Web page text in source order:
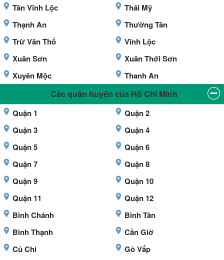
Tân Vĩnh Lộc
Thái Mỹ
Thạnh An
Thường Tân
Trừ Văn Thố
Vĩnh Lộc
Xuân Sơn
Xuân Thới Sơn
Xuyên Mộc
Thanh An
Các quận huyện của Hồ Chí Minh
Quận 1
Quận 2
Quận 3
Quận 4
Quận 5
Quận 6
Quận 7
Quận 8
Quận 9
Quận 10
Quận 11
Quận 12
Bình Chánh
Bình Tân
Bình Thạnh
Cần Giờ
Củ Chi
Gò Vấp